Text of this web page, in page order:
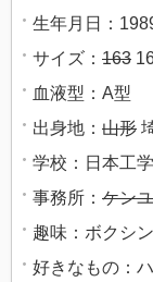
生年月日：
サイズ： 163
血液型：A型
出身地： 山形
学校：日本工
事務所： ケン
趣味：ボクシ
好きなもの：